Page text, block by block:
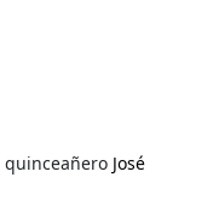
quinceañero José